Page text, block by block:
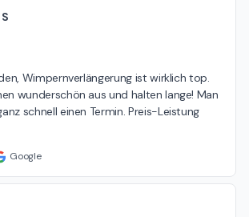
Wimpernverlängerung ist wirklich top.
wunderschön aus und halten lange! Man
schnell einen Termin. Preis-Leistung
Google